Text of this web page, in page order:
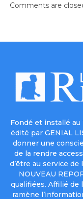
Comments are
Fondé et installé au
édité par GENIAL
donner une
de la rendre
d’être au service
NOUVEAU
qualifiées. Affilié de
ramène